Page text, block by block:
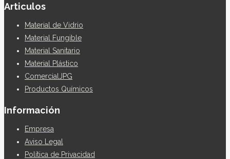
Articulos
Material de Vidrio
Material Fungible
Material Sanitario
Material Plástico
ComercialJPG
Productos Químicos
Información
Empresa
Aviso Legal
Política de Privacidad